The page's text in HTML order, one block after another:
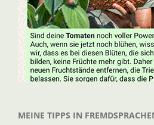
MEINE TIPPS IN